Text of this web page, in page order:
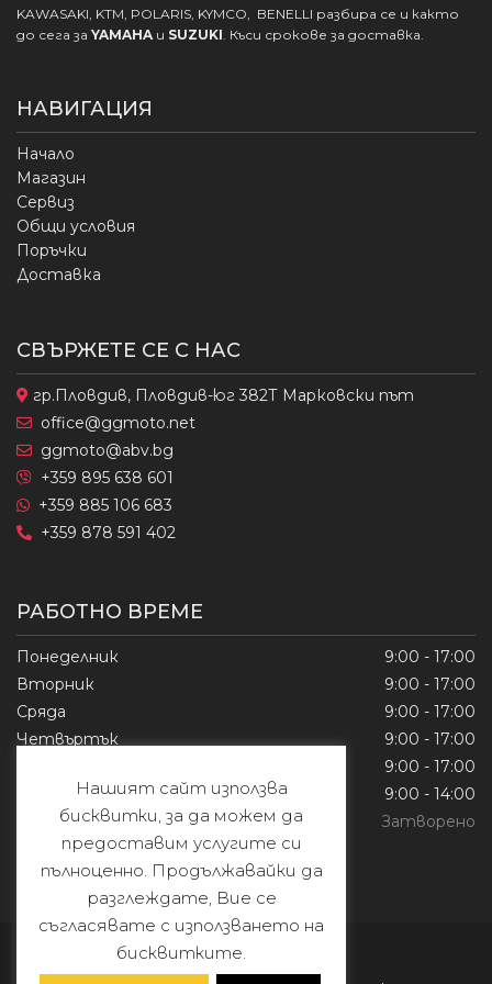
KAWASAKI, KTM, POLARIS, KYMCO, BENELLI разбира се и както
до сега за YAMAHA и SUZUKI. Къси срокове за доставка.
НАВИГАЦИЯ
Начало
Магазин
Сервиз
Общи условия
Поръчки
Доставка
СВЪРЖЕТЕ СЕ С НАС
гр.Пловдив, Пловдив-юг 382Т Марковски път
office@ggmoto.net
ggmoto@abv.bg
+359 895 638 601
+359 885 106 683
+359 878 591 402
РАБОТНО ВРЕМЕ
Понеделник
9:00 - 17:00
Вторник
9:00 - 17:00
Сряда
9:00 - 17:00
Четвъртък
9:00 - 17:00
9:00 - 17:00
Събота
9:00 - 14:00
Неделя
Затворено
© Copyright 2026
Нашият сайт използва
бисквитки, за да можем да
предоставим услугите си
пълноценно. Продължавайки да
разглеждате, Вие се
съгласявате с използването на
бисквитките.